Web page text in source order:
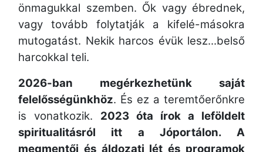
önmagukkal szemben. Ők vagy ébrednek,
vagy tovább folytatják a kifelé-másokra
mutogatást. Nekik harcos évük lesz...belső
harcokkal teli.
2026-ban megérkezhetünk saját
felelősségünkhöz. És ez a teremtőerőnkre
is vonatkozik. 2023 óta írok a leföldelt
spiritualitásról itt a Jóportálon. A
megmentői és áldozati lét és programok